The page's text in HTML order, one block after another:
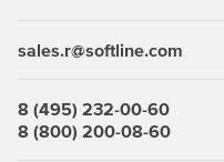
Для ЮЛ с любыми
Преимущества
sales.r@softline.com
8 (495) 232-00-60
8 (800) 200-08-60